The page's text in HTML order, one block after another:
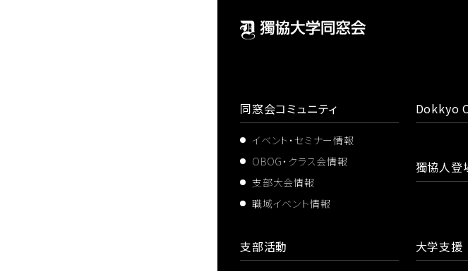
同窓会コミュニティ
イベント・セミナー情報
OBOG・クラス会情報
支部大会情報
職域イベント情報
Dokkyo
獨協人登
支部活動 大学支援